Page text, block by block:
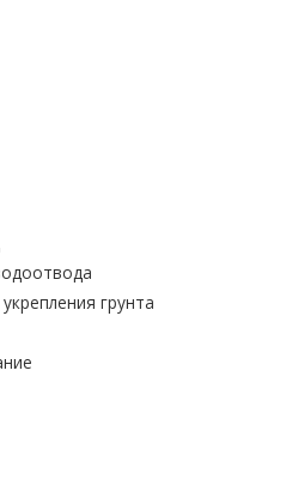
грунта